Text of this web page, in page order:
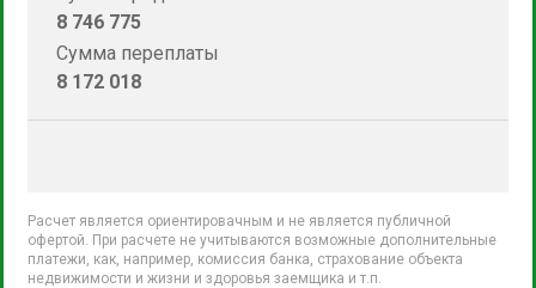
8 746 775
Сумма переплаты
8 172 018
Расчет является ориентировачным и не является публичной
офертой. При расчете не учитываются возможные дополнительные
платежи, как, например, комиссия банка, страхование объекта
недвижимости и жизни и здоровья заемщика и т.п.